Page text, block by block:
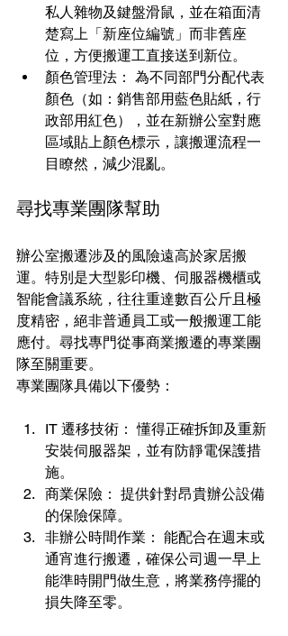
私人雜物及鍵盤滑鼠，並在箱面清
楚寫上「新座位編號」而非舊座
位，方便搬運工直接送到新位。
顏色管理法： 為不同部門分配代表
顏色（如：銷售部用藍色貼紙，行
政部用紅色），並在新辦公室對應
區域貼上顏色標示，讓搬運流程一
目瞭然，減少混亂。
尋找專業團隊幫助
辦公室搬遷涉及的風險遠高於家居搬
運。特別是大型影印機、伺服器機櫃或
智能會議系統，往往重達數百公斤且極
度精密，絕非普通員工或一般搬運工能
應付。尋找專門從事商業搬遷的專業團
隊至關重要。
專業團隊具備以下優勢：
IT 遷移技術： 懂得正確拆卸及重新
安裝伺服器架，並有防靜電保護措
施。
商業保險： 提供針對昂貴辦公設備
的保險保障。
非辦公時間作業： 能配合在週末或
通宵進行搬遷，確保公司週一早上
能準時開門做生意，將業務停擺的
損失降至零。